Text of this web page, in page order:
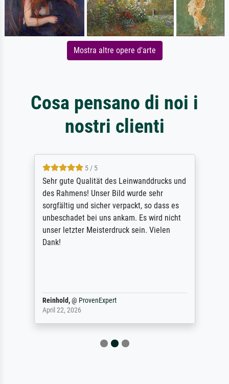
Mostra altre opere d'arte
Cosa pensano di noi i
nostri clienti
5 / 5
Sehr gute Qualität des Leinwanddrucks und
des Rahmens! Unser Bild wurde sehr
sorgfältig und sicher verpackt, so dass es
unbeschadet bei uns ankam. Es wird nicht
unser letzter Meisterdruck sein. Vielen
Dank!
Reinhold,@ ProvenExpert
April 22, 2026